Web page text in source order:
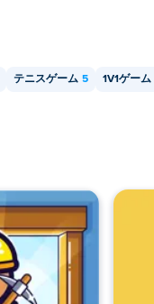
テニスゲーム 5 1V1ゲーム